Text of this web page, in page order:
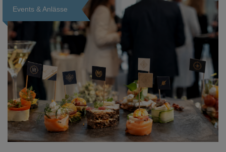
Events & Anlässe
Loading...